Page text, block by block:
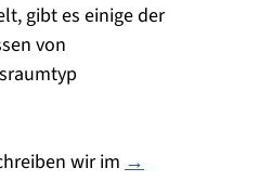
gibt es einige der
von
wir im →